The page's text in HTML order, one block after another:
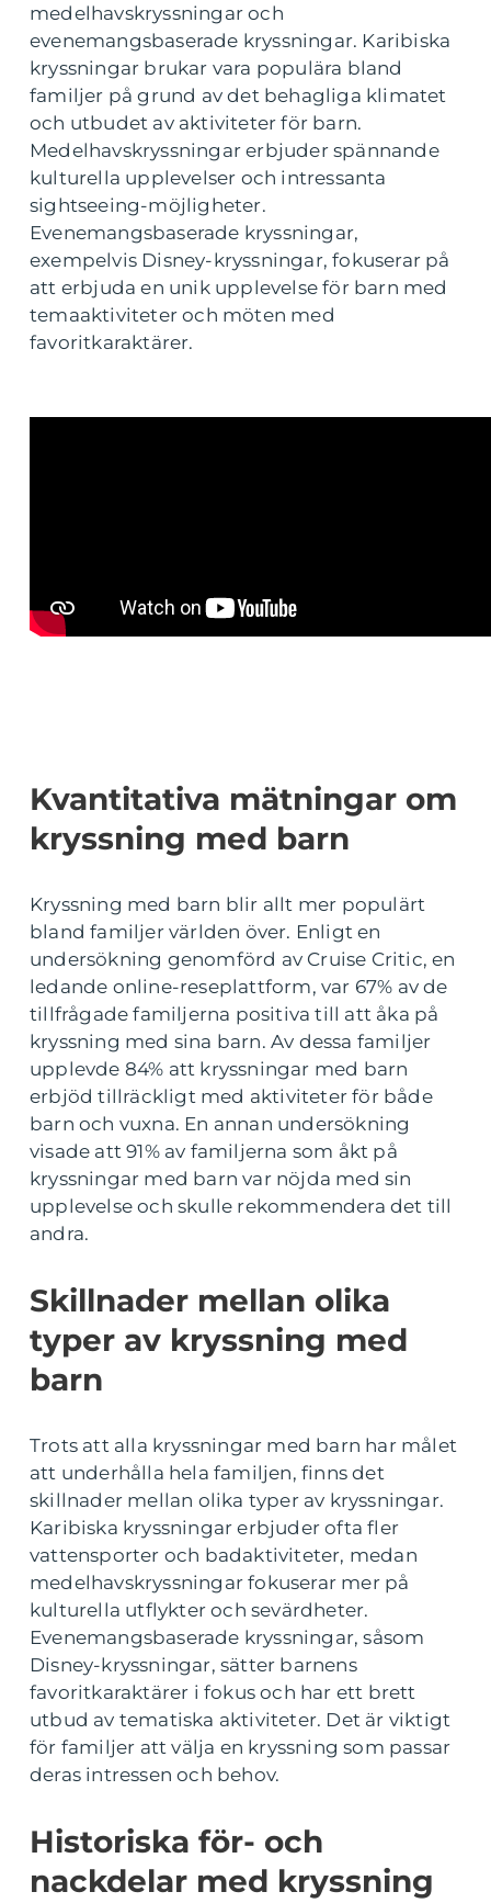
medelhavskryssningar och
evenemangsbaserade kryssningar. Karibiska
kryssningar brukar vara populära bland
familjer på grund av det behagliga klimatet
och utbudet av aktiviteter för barn.
Medelhavskryssningar erbjuder spännande
kulturella upplevelser och intressanta
sightseeing-möjligheter.
Evenemangsbaserade kryssningar,
exempelvis Disney-kryssningar, fokuserar på
att erbjuda en unik upplevelse för barn med
temaaktiviteter och möten med
favoritkaraktärer.
Kvantitativa mätningar om
kryssning med barn
Kryssning med barn blir allt mer populärt
bland familjer världen över. Enligt en
undersökning genomförd av Cruise Critic, en
ledande online-reseplattform, var 67% av de
tillfrågade familjerna positiva till att åka på
kryssning med sina barn. Av dessa familjer
upplevde 84% att kryssningar med barn
erbjöd tillräckligt med aktiviteter för både
barn och vuxna. En annan undersökning
visade att 91% av familjerna som åkt på
kryssningar med barn var nöjda med sin
upplevelse och skulle rekommendera det till
andra.
Skillnader mellan olika
typer av kryssning med
barn
Trots att alla kryssningar med barn har målet
att underhålla hela familjen, finns det
skillnader mellan olika typer av kryssningar.
Karibiska kryssningar erbjuder ofta fler
vattensporter och badaktiviteter, medan
medelhavskryssningar fokuserar mer på
kulturella utflykter och sevärdheter.
Evenemangsbaserade kryssningar, såsom
Disney-kryssningar, sätter barnens
favoritkaraktärer i fokus och har ett brett
utbud av tematiska aktiviteter. Det är viktigt
för familjer att välja en kryssning som passar
deras intressen och behov.
Historiska för- och
nackdelar med kryssning